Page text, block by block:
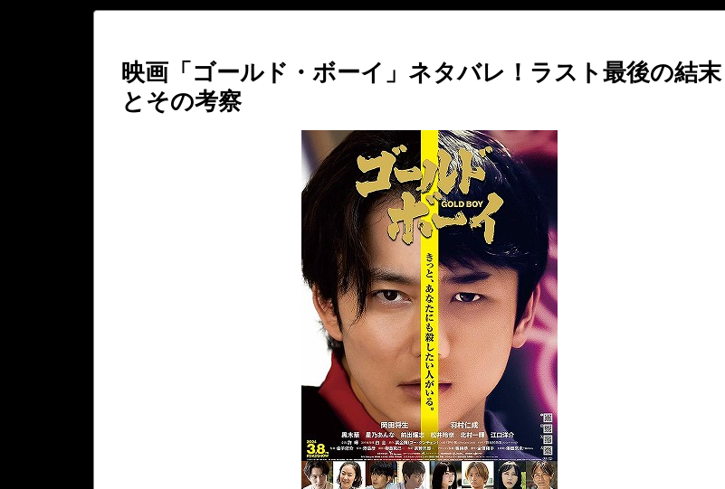
映画「ゴールド・ボーイ」ネタバレ！ラスト最後の結末
とその考察